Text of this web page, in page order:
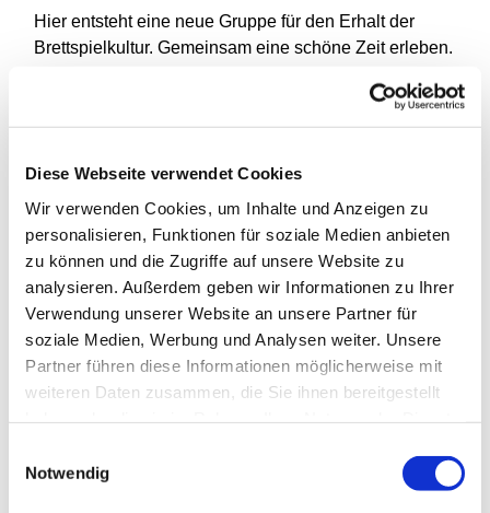
Diese Webseite verwendet Cookies
Wir verwenden Cookies, um Inhalte und Anzeigen zu
personalisieren, Funktionen für soziale Medien anbieten
zu können und die Zugriffe auf unsere Website zu
analysieren. Außerdem geben wir Informationen zu Ihrer
Verwendung unserer Website an unsere Partner für
soziale Medien, Werbung und Analysen weiter. Unsere
Partner führen diese Informationen möglicherweise mit
weiteren Daten zusammen, die Sie ihnen bereitgestellt
Notwendig
Hier entsteht eine neue Gruppe für den Erhalt der
Brettspielkultur. Gemeinsam eine schöne Zeit erleben.
Die Gruppe richtet sich an Jugendliche ab 14 Jahren
komm doch einfach mal zu einem unserer
Spieleabende. Wir freuen uns auf Dich!